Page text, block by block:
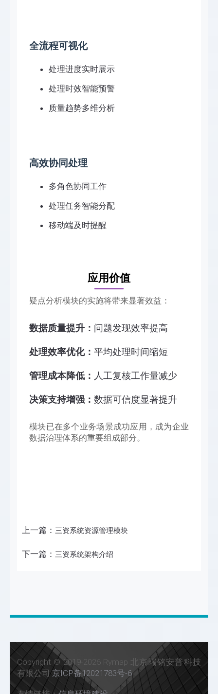
全流程可视化
处理进度实时展示
处理时效智能预警
质量趋势多维分析
高效协同处理
多角色协同工作
处理任务智能分配
移动端及时提醒
应用价值
疑点分析模块的实施将带来显著效益：
数据质量提升： 问题发现效率提高
处理效率优化： 平均处理时间缩短
管理成本降低： 人工复核工作量减少
决策支持增强： 数据可信度显著提升
模块已在多个业务场景成功应用，成为企业
数据治理体系的重要组成部分。
上一篇： 三资系统资源管理模块
下一篇： 三资系统架构介绍
Copyright © 2019-2026 Rymap 北京瑞铭安普科技
有限公司京ICP备12021783号-6